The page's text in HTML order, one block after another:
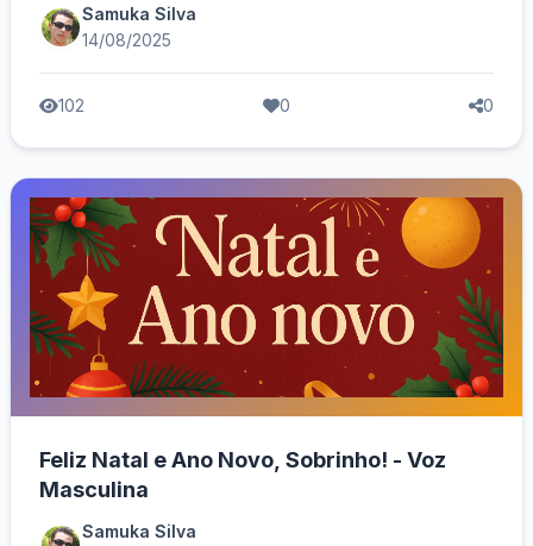
Samuka Silva
14/08/2025
102 0 0
Feliz Natal e Ano Novo, Sobrinho! - Voz
Masculina
Samuka Silva